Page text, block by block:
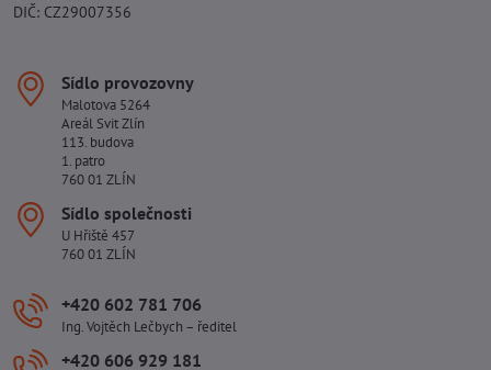
DIČ: CZ29007356
Sídlo provozovny
Malotova 5264
Areál Svit Zlín
113. budova
1. patro
760 01 ZLÍN
Sídlo společnosti
U Hřiště 457
760 01 ZLÍN
+420 602 781 706
Ing. Vojtěch Lečbych – ředitel
+420 606 929 181